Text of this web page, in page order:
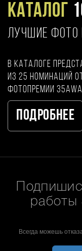
Каталог
ЛУЧШИЕ ФОТО
В каталоге
из 25 номинаций
фотопремии
Подробнее
работы
Всегда можешь